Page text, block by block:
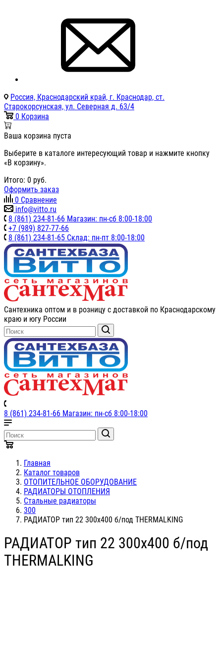
Россия, Краснодарский край, г. Краснодар, ст.
Старокорсунская, ул. Северная д. 63/4
0 Корзина
Ваша корзина пуста
Выберите в каталоге интересующий товар и нажмите кнопку
«В корзину».
Итого: 0 руб.
Оформить заказ
0 Сравнение
info@vitto.ru
8 (861) 234-81-66 Магазин: пн-сб 8:00-18:00
+7 (989) 827-77-66
8 (861) 234-81-65 Склад: пн-пт 8:00-18:00
Сантехника оптом и в розницу с доставкой по Краснодарскому
краю и югу России
8 (861) 234-81-66 Магазин: пн-сб 8:00-18:00
Главная
Каталог товаров
ОТОПИТЕЛЬНОЕ ОБОРУДОВАНИЕ
РАДИАТОРЫ ОТОПЛЕНИЯ
Стальные радиаторы
300
РАДИАТОР тип 22 300х400 б/под THERMALKING
РАДИАТОР тип 22 300х400 б/под
THERMALKING